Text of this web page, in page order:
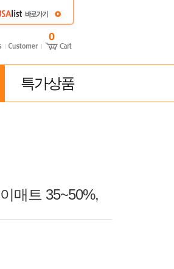
0
특가상품
매트 35~50%,